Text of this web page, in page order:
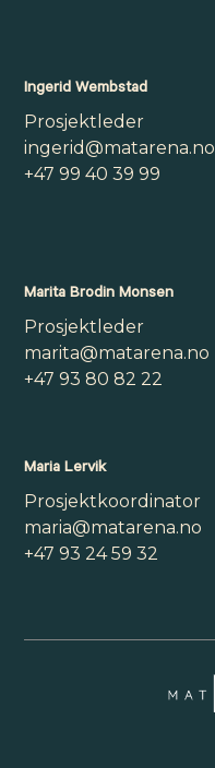
Ingerid Wembstad
Prosjektleder
ingerid@matarena.no
+47 99 40 39 99
Marita Brodin Monsen
Prosjektleder
marita@matarena.no
+47 93 80 82 22
Maria Lervik
Prosjektkoordinator
maria@matarena.no
+47 93 24 59 32